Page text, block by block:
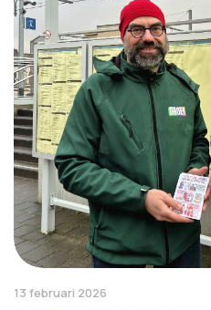
13 februari 2026